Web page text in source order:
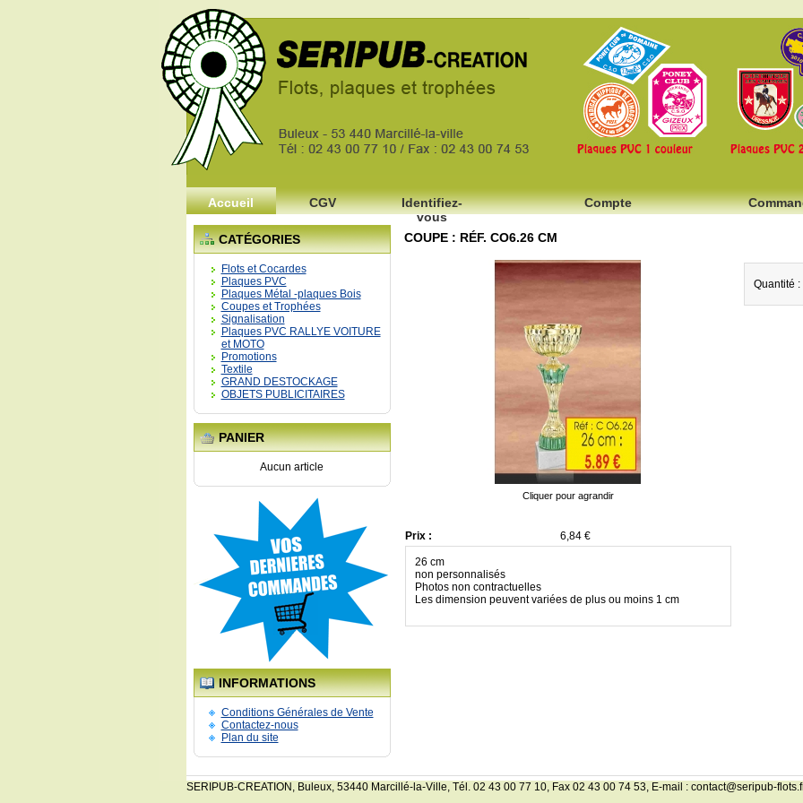
Accueil CGV
Identifiez-
vous
Compte
CATÉGORIES
Flots et Cocardes
Plaques PVC
Plaques Métal -plaques Bois
Coupes et Trophées
Signalisation
Plaques PVC RALLYE VOITURE
et MOTO
Promotions
Textile
GRAND DESTOCKAGE
OBJETS PUBLICITAIRES
PANIER
Aucun article
INFORMATIONS
Conditions Générales de Vente
Contactez-nous
Plan du site
COUPE : RÉF. CO6.26 CM
Cliquer pour agrandir
Prix : 6,84 €
26 cm
non personnalisés
Photos non contractuelles
Les dimension peuvent variées de plus ou moins 1 cm
Quantité :
SERIPUB-CREATION, Buleux, 53440 Marcillé-la-Ville, Tél. 02 43 00 77 10, Fax 02 43 00 74 53, E-mail : contact@seripub-